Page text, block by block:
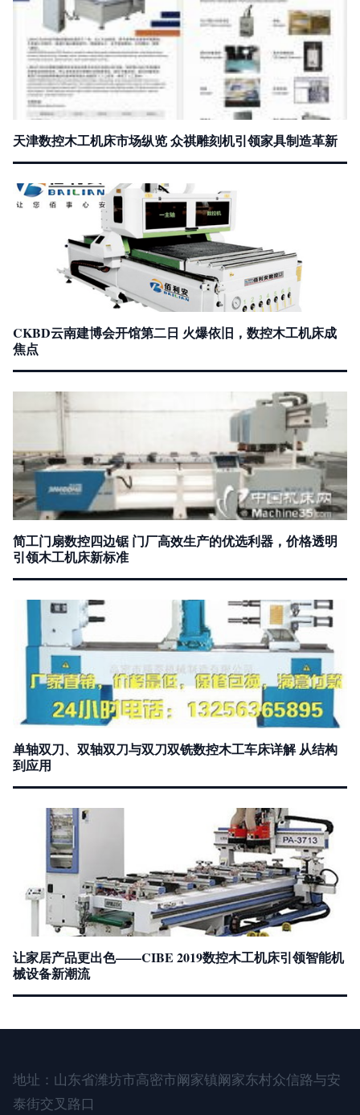
天津数控木工机床市场纵览 众祺雕刻机引领家具制造革新
CKBD云南建博会开馆第二日 火爆依旧，数控木工机床成
焦点
简工门扇数控四边锯 门厂高效生产的优选利器，价格透明
引领木工机床新标准
单轴双刀、双轴双刀与双刀双铣数控木工车床详解 从结构
到应用
让家居产品更出色——CIBE 2019数控木工机床引领智能机
械设备新潮流
地址：山东省潍坊市高密市阚家镇阚家东村众信路与安
泰街交叉路口